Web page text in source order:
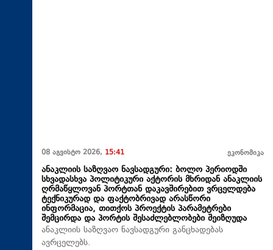
08 აგვისტო 2026, 15:41 ეკონომიკა
ანაკლიის საზღვაო ნავსადგური: ბოლო პერიოდში
სხვადასხვა პოლიტიკური აქტორის მხრიდან ანაკლიის
ღრმაწყლოვან პორტთან დაკავშირებით ვრცელდება
ტექნიკურად და ფაქტობრივად არასწორი
ინფორმაცია, თითქოს პროექტის პარამეტრები
შემცირდა და პორტის შესაძლებლობები შეიზღუდა
ანაკლიის საზღვაო ნავსადგური განცხადებას
ავრცელებს.